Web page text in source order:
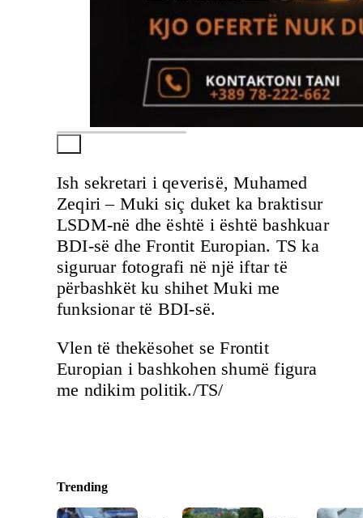
Ish sekretari i qeverisë, Muhamed
Zeqiri – Muki siç duket ka braktisur
LSDM-në dhe është i është bashkuar
BDI-së dhe Frontit Europian. TS ka
siguruar fotografi në një iftar të
përbashkët ku shihet Muki me
funksionar të BDI-së.
Vlen të thekësohet se Frontit
Europian i bashkohen shumë figura
me ndikim politik./TS/
Trending